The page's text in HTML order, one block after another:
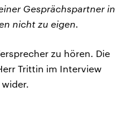
Gesprächspartner in
nicht zu eigen.
zu hören. Die
Trittin im Interview